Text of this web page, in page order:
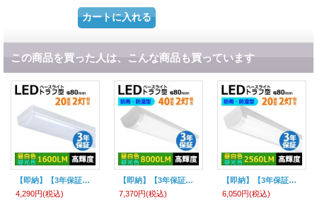
この商品を買った人は、こんな商品も買っています
【即納】【3年保証】LEDベースライト 蛍光灯 20W型 2灯相当 10W 1600lm トラフ型 器具一体型 直管タイプ 天井直付け 高輝度 演色性Ra84 昼白色(5000K)/昼光色(6000K) 照射角度180° 薄型 フリッカーフリー ノイズレス 同梱不可
4,290円(税込)
【即納】【3年保証】LEDベースライト 防水 防雨 防湿型 IP65 蛍光灯 40W型 2灯相当 50W 8000lm トラフ型 器具一体型 直管タイプ 天井直付け 高輝度 演色性Ra84 昼白色(5000K)/昼光色(6000K) 照射角度180° 薄型 フリッカーフリー ノイズレス 同梱不可
7,370円(税込)
【即納】【3年保証】LEDベースライト 防水 防雨 防湿型 IP65 蛍光灯 20W型 2灯相当 16W 2560lm トラフ型 器具一体型 直管タイプ 天井直付け 高輝度 演色性Ra84 昼白色(5000K)/昼光色(6000K) 照射角度180° 薄型 フリッカーフリー ノイズレス 同梱不可
6,050円(税込)